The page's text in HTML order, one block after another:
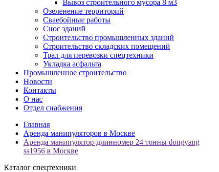
Вывоз строительного мусора 8 м3
Озеленение территорий
Сваебойные работы
Снос зданий
Строительство промышленных зданий
Строительство складских помещений
Трал для перевозки спецтехники
Укладка асфальта
Промышленное строительство
Новости
Контакты
О нас
Отдел снабжения
Главная
Аренда манипуляторов в Москве
Аренда манипулятор-длинномер 24 тонны dongyang
ss1956 в Москве
Каталог спецтехники